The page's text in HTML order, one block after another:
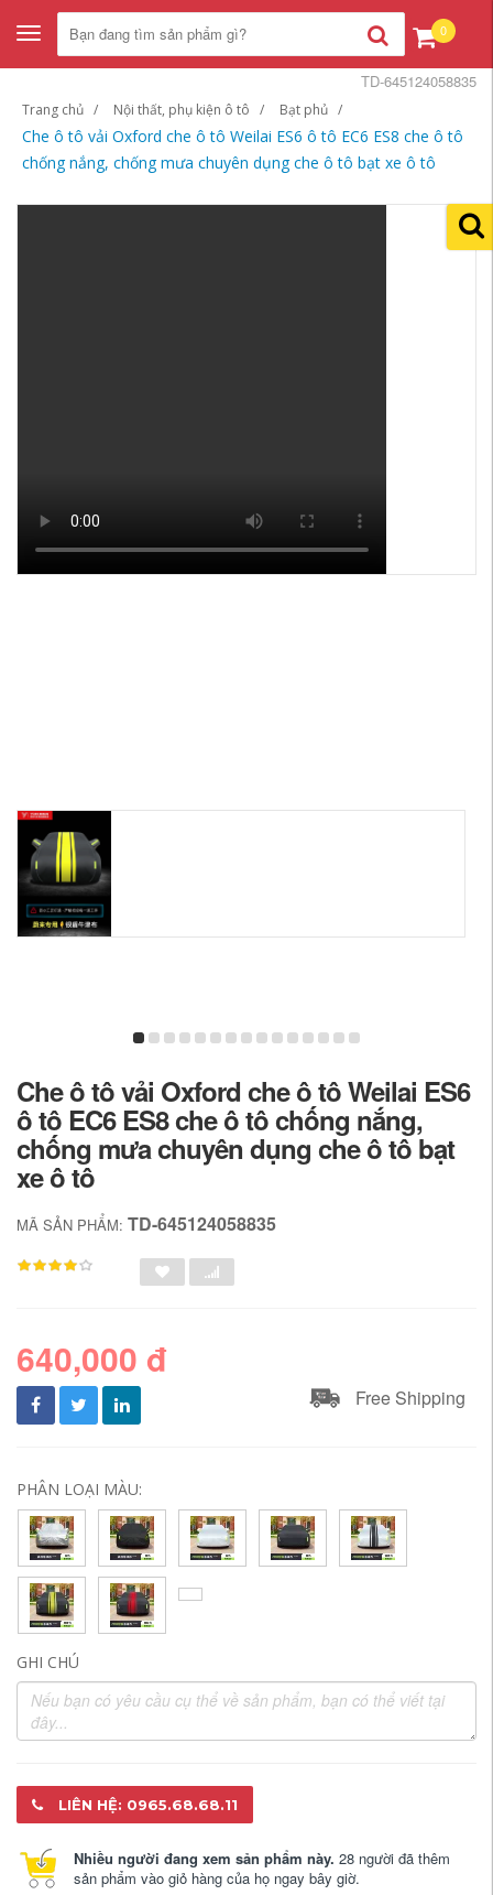
Toggle
navigation
0
Trang chủ Nội thất, phụ kiện ô tô Bạt phủ
Che ô tô vải Oxford che ô tô Weilai ES6 ô tô EC6 ES8 che ô tô
chống nắng, chống mưa chuyên dụng che ô tô bạt xe ô tô
TD-645124058835
Che ô tô vải Oxford che ô tô Weilai ES6
ô tô EC6 ES8 che ô tô chống nắng,
chống mưa chuyên dụng che ô tô bạt
xe ô tô
MÃ SẢN PHẨM: TD-645124058835
640,000 đ
Free Shipping
PHÂN LOẠI MÀU:
GHI CHÚ
LIÊN HỆ: 0965.68.68.11
Nhiều người đang xem sản phẩm này. 28 người đã thêm
sản phẩm vào giỏ hàng của họ ngay bây giờ.